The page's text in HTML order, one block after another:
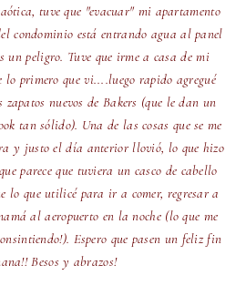
tuve que "evacuar" mi apartamento
condominio está entrando agua al panel
un peligro. Tuve que irme a casa de mi
primero que vi....luego rapido agregué
zapatos nuevos de Bakers (que le dan un
tan sólido). Una de las cosas que se me
y justo el día anterior llovió, lo que hizo
parece que tuviera un casco de cabello
lo que utilicé para ir a comer, regresar a
al aeropuerto en la noche (lo que me
Espero que pasen un feliz fin
Besos y abrazos!